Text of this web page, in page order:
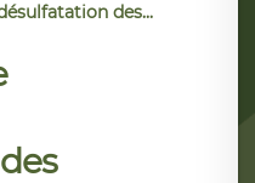
des...